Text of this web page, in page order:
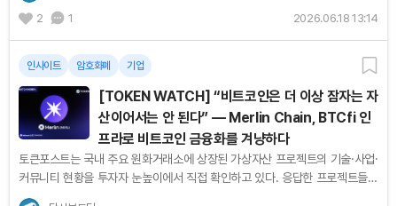
2
1 2026.06.18 13:14
인사이트 암호화폐 기업
[TOKEN WATCH] “비트코인은 더 이상 잠자는 자
산이어서는 안 된다” — Merlin Chain, BTCfi 인
프라로 비트코인 금융화를 겨냥하다
토큰포스트는 국내 주요 원화거래소에 상장된 가상자산 프로젝트의 기술·사업·
커뮤니티 현황을 투자자 눈높이에서 직접 확인하고 있다. 응답한 프로젝트들의
목소리를 순서대로 기록한다. [편집자주] 비트코인은 크립토에서...